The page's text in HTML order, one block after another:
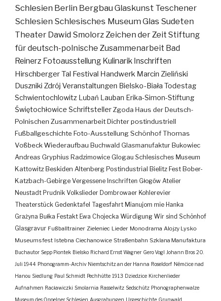
Schlesien Berlin BergbauGlaskunst Teschener
Schlesien Schlesisches MuseumGlas Sudeten
Theater Dawid SmolorzZeichen der Zeit Stiftung
für deutsch-polnische Zusammenarbeit Bad
Reinerz Fotoausstellung Kulinarik Inschriften
Hirschberger Tal Festival Handwerk Marcin Zieliński
Duszniki Zdrój Veranstaltungen Bielsko-Biała Todestag
Schwientochlowitz Lubań Lauban Erika-Simon-Stiftung
Świętochłowice SchriftstellerZgoda Haus der Deutsch-
Polnischen ZusammenarbeitDichterpostindustriell
Fußballgeschichte Foto-AusstellungSchönhofThomas
VoßbeckWiederaufbau Buchwald Glasmanufaktur Bukowiec
Andreas Gryphius Radzimowice Glogau Schlesisches Museum
Kattowitz Beskiden Altenberg Postindustrial Bielitz Fest Bober-
Katzbach-Gebirge Vergessene Inschriften Głogów Atelier
Neustadt Prudnik Volkslieder Dombrowaer Kohlerevier
Theaterstück Gedenktafel Tagesfahrt Mianujom mie Hanka
Grażyna Bułka Festakt Ewa Chojecka Würdigung Wir sind Schönhof
Glasgravur Fußballtrainer Zieleniec Lieder Monodrama Alojzy Lysko
Museumsfest Istebna Ciechanowice Straßenbahn Szklana Manufaktura
Buchautor Sepp Piontek Bielsko Richard Ernst Wagner Gero Vogl Johann Bros 20.
Juli 1944 Phonogramm-Archiv Niemtschitz an der Hanna Roseldorf Némčice nad
Hanou Siedlung Paul Schmidt Pechhütte 1913 Dziedzice Kirchenlieder
Aufnahmen Racławiczki Smolarnia Rasselwitz Sedschütz Phonographenwalze
Museum des Oppelner Schlesien Ausgrabungen Urgeschichte Grunwald